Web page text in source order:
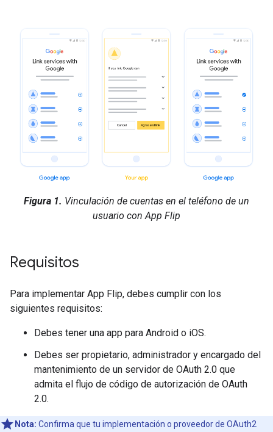
Figura 1. Vinculación de cuentas en el teléfono de un
usuario con App Flip
Requisitos
Para implementar App Flip, debes cumplir con los
siguientes requisitos:
Debes tener una app para Android o iOS.
Debes ser propietario, administrador y encargado del
mantenimiento de un servidor de OAuth 2.0 que
admita el flujo de código de autorización de OAuth
2.0.
Nota: Confirma que tu implementación o proveedor de OAuth2